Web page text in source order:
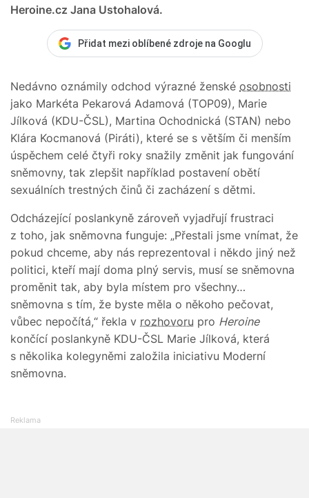
Heroine.cz Jana Ustohalová.
Přidat mezi oblíbené zdroje na Googlu
Nedávno oznámily odchod výrazné ženské osobnosti
jako Markéta Pekarová Adamová (TOP09), Marie
Jílková (KDU-ČSL), Martina Ochodnická (STAN) nebo
Klára Kocmanová (Piráti), které se s větším či menším
úspěchem celé čtyři roky snažily změnit jak fungování
sněmovny, tak zlepšit například postavení obětí
sexuálních trestných činů či zacházení s dětmi.
Odcházející poslankyně zároveň vyjadřují frustraci
z toho, jak sněmovna funguje: „Přestali jsme vnímat, že
pokud chceme, aby nás reprezentoval i někdo jiný než
politici, kteří mají doma plný servis, musí se sněmovna
proměnit tak, aby byla místem pro všechny…
sněmovna s tím, že byste měla o někoho pečovat,
vůbec nepočítá,“ řekla v rozhovoru pro Heroine
končící poslankyně KDU-ČSL Marie Jílková, která
s několika kolegyněmi založila iniciativu Moderní
sněmovna.